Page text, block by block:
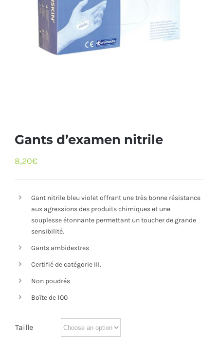
Gants d’examen nitrile
8,20€
Gant nitrile bleu violet offrant une très bonne résistance
aux agressions des produits chimiques et une
souplesse étonnante permettant un toucher de grande
sensibilité.
Gants ambidextres
Certifié de catégorie III.
Non poudrés
Boîte de 100
Taille